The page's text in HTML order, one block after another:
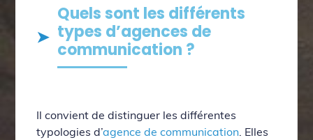
Quels sont les différents
types d’agences de
communication ?
Il convient de distinguer les différentes
typologies d’agence de communication . Elles